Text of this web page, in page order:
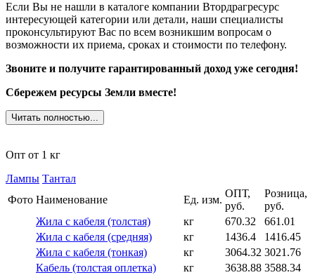
Если Вы не нашли в каталоге компании Втордрагресурс
интересующей категории или детали, наши специалисты
проконсультируют Вас по всем возникшим вопросам о
возможности их приема, сроках и стоимости по телефону.
Звоните и получите гарантированный доход уже сегодня!
Сбережем ресурсы Земли вместе!
Читать полностью...
Опт от 1 кг
Лампы Тантал
Фото Наименование Ед. изм.
ОПТ,
руб.
Розница,
руб.
Жила с кабеля (толстая)
кг 670.32
661.01
Жила с кабеля (средняя)
кг 1436.4
1416.45
Жила с кабеля (тонкая)
кг 3064.32 3021.76
Кабель (толстая оплетка)
кг 3638.88 3588.34